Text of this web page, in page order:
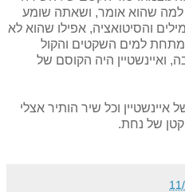
למה שהוא אומר, ושאתה שומע
והסיטואציה, אפילו שהוא לא
למים השקטים והקול
ואיינשטיין היה הקוסם של
איינשטיין וכל שיר הותיר אצלי
של נחת.